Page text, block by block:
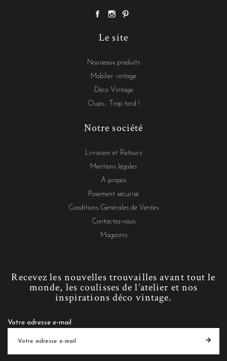
Le site
Nouveaux produits
Mobilier vintage
Déco Vintage
Oups... Trop tard !
Notre société
Livraison et Retours
Mentions légales
A propos
Paiement sécurisé
Conditions Générales de Ventes
Contactez-nous
Magasins
Recevez les nouvelles trouvailles avant tout le
monde, les coulisses de l’atelier et nos
inspirations déco vintage.
Votre adresse e-mail